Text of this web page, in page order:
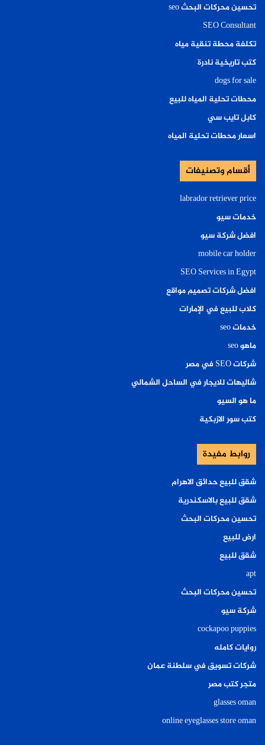
تحسين محركات البحث seo
SEO Consultant
تكلفة محطة تنقية مياه
كتب تاريخية نادرة
dogs for sale
محطات تحلية المياه للبيع
كابل تايب سي
اسعار محطات تحلية المياه
أقسام وتصنيفات
labrador retriever price
خدمات سيو
افضل شركة سيو
mobile car holder
SEO Services in Egypt
افضل شركات تصميم مواقع
كلاب للبيع في الإمارات
خدمات seo
ماهو seo
شركات SEO في مصر
شاليهات للايجار في الساحل الشمالي
ما هو السيو
كتب سور الازبكية
روابط مفيدة
شقق للبيع حدائق الاهرام
شقق للبيع بالاسكندرية
تحسين محركات البحث
ارض للبيع
شقق للبيع
apt
تحسين محركات البحث
شركة سيو
cockapoo puppies
روايات كامله
شركات تسويق في سلطنة عمان
متجر كتب مصر
glasses oman
online eyeglasses store oman